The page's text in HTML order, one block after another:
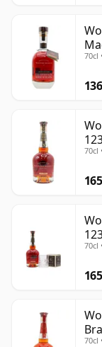
70cl
70cl
70cl
70cl